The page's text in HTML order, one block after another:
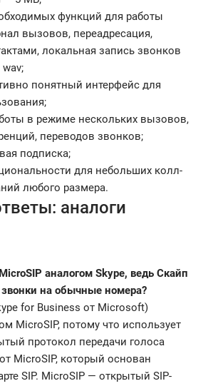
функций для работы
вызовов, переадресация,
локальная запись звонков
понятный интерфейс для
в режиме нескольких вызовов,
переводов звонков;
подписка;
для небольших колл-
любого размера.
аналоги
аналогом Skype, ведь Скайп
на обычные номера?
for Business от Microsoft)
MicroSIP, потому что использует
протокол передачи голоса
MicroSIP, который основан
SIP. MicroSIP — открытый SIP-